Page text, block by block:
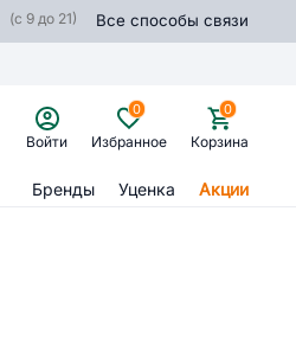
(с 9 до 21) Все способы связи
Войти Избранное
0
Корзина
0
Бренды Уценка Акции